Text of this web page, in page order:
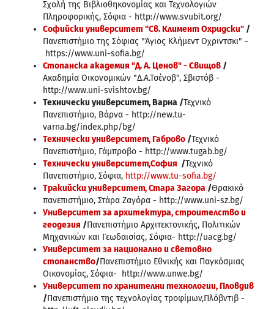
Σχολή της Βιβλιοθηκονομίας και Τεχνολογιών
Πληροφορικής, Σόφια - http://www.svubit.org/
Софийски университет "Св. Климент Охридски" /
Πανεπιστήμιο της Σόφιας "Άγιος Κλήμεντ Οχριντσκι" -
https://www.uni-sofia.bg/
Стопанска академия "Д. А. Ценов" - Свищов /
Ακαδημία Οικονομικών "Δ.Α.Τσένοβ", Σβιστόβ -
http://www.uni-svishtov.bg/
Технически университет, Варна /Τεχνικό
Πανεπιστήμιο, Βάρνα - http://new.tu-
varna.bg/index.php/bg/
Технически университет, Габрово /Τεχνικό
Πανεπιστήμιο, Γάμπροβο - http://www.tugab.bg/
Технически университет,София /Τεχνικό
Πανεπιστήμιο, Σόφια, http://www.tu-sofia.bg/
Тракийски университет, Стара Загора /Θρακικό
πανεπιστήμιο, Στάρα Ζαγόρα - http://www.uni-sz.bg/
Университет за архитектура, строителство и
геодезия /Πανεπιστήμιο Αρχιτεκτονικής, Πολιτικών
Μηχανικών και Γεωδαισίας, Σόφια- http://uacg.bg/
Университет за национално и световно
стопанство/Πανεπιστήμιο Εθνικής και Παγκόσμιας
Οικονομίας, Σόφια- http://www.unwe.bg/
Университет по хранителни технологии, Пловдив
/Πανεπιστήμιο της τεχνολογίας τροφίμων,Πλόβντιβ -